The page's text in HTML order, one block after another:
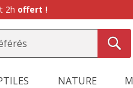
2h offert !
NATURE